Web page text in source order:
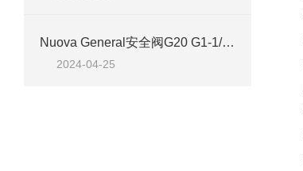
Nuova General安全阀G20 G1-1/4″应用案例分析
2024-04-25